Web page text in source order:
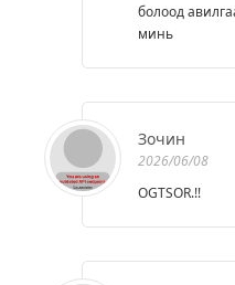
болоод
минь
Зочин
2026/06/08
OGTSOR.!!